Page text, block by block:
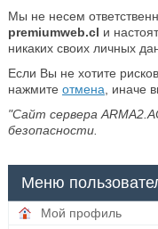
Мы не несем
premiumweb.cl и
никаких своих личных
Если Вы не хотите
нажмите отмена , иначе
"Сайт сервера
безопасности.
Меню
Мой профиль